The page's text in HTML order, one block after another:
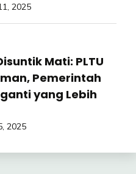
2025
Mati: PLTU
Pemerintah
yang Lebih
2025